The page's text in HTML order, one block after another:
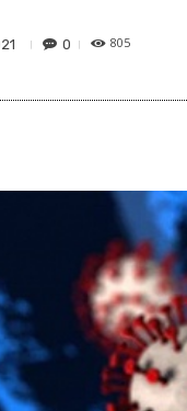
0 805